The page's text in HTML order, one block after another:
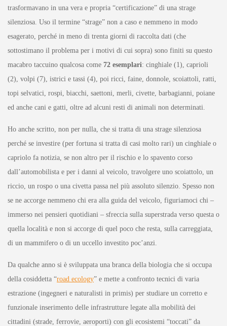
trasformavano in una vera e propria “certificazione” di una strage
silenziosa. Uso il termine “strage” non a caso e nemmeno in modo
esagerato, perché in meno di trenta giorni di raccolta dati (che
sottostimano il problema per i motivi di cui sopra) sono finiti su questo
macabro taccuino qualcosa come 72 esemplari: cinghiale (1), caprioli
(2), volpi (7), istrici e tassi (4), poi ricci, faine, donnole, scoiattoli, ratti,
topi selvatici, rospi, biacchi, saettoni, merli, civette, barbagianni, poiane
ed anche cani e gatti, oltre ad alcuni resti di animali non determinati.
Ho anche scritto, non per nulla, che si tratta di una strage silenziosa
perché se investire (per fortuna si tratta di casi molto rari) un cinghiale o
capriolo fa notizia, se non altro per il rischio e lo spavento corso
dall’automobilista e per i danni al veicolo, travolgere uno scoiattolo, un
riccio, un rospo o una civetta passa nel più assoluto silenzio. Spesso non
se ne accorge nemmeno chi era alla guida del veicolo, figuriamoci chi –
immerso nei pensieri quotidiani – sfreccia sulla superstrada verso questa o
quella località e non si accorge di quel poco che resta, sulla carreggiata,
di un mammifero o di un uccello investito poc’anzi.
Da qualche anno si è sviluppata una branca della biologia che si occupa
della cosiddetta “road ecology” e mette a confronto tecnici di varia
estrazione (ingegneri e naturalisti in primis) per studiare un corretto e
funzionale inserimento delle infrastrutture legate alla mobilità dei
cittadini (strade, ferrovie, aeroporti) con gli ecosistemi “toccati” da